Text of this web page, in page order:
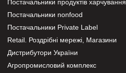
Постачальники продуктів харчування
Постачальники nonfood
Постачальники Private Label
Retail. Роздрібні мережі, Магазини
Дистрибутори України
Агропромисловий комплекс